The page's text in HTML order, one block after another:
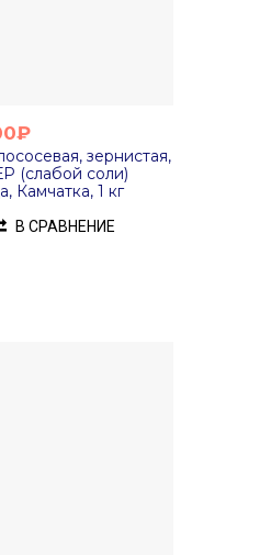
зернистая,
(слабой соли)
Камчатка, 1 кг
В СРАВНЕНИЕ